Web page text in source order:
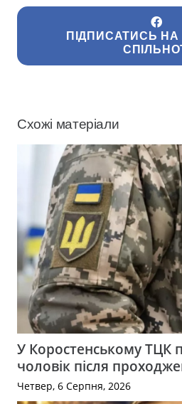
ПІДПИСАТИСЬ НА
Схожі матеріали
У Коростенському ТЦК
чоловік після
Четвер, 6 Серпня, 2026